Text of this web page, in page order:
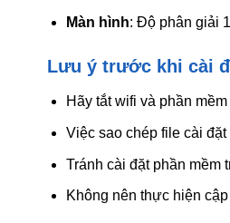
Màn hình: Độ phân giải
Lưu ý trước khi cài
Hãy tắt wifi và phần
Việc sao chép file cài
Tránh cài đặt phần mềm
Không nên thực hiện